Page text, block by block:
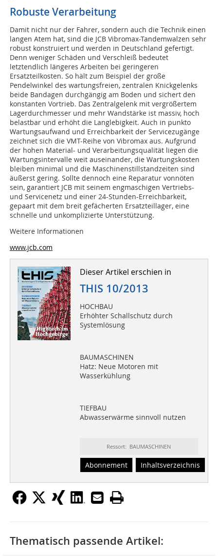
Robuste Verarbeitung
Damit nicht nur der Fahrer, sondern auch die Technik einen
langen Atem hat, sind die JCB Vibromax-Tandemwalzen sehr
robust konstruiert und werden in Deutschland gefertigt.
Denn weniger Schäden und Verschleiß bedeutet
letztendlich längeres Arbeiten bei geringeren
Ersatzteilkosten. So hält zum Beispiel der große
Pendelwinkel des wartungsfreien, zentralen Knickgelenks
beide Bandagen durchgängig am Boden und sichert den
konstanten Vortrieb. Das Zentralgelenk mit vergrößertem
Lagerdurchmesser und mehr Wandstärke ist massiv, hoch
belastbar und erhöht die Langlebigkeit. Auch in punkto
Wartungsaufwand und Erreichbarkeit der Servicezugänge
zeichnet sich die VMT-Reihe von Vibromax aus. Aufgrund
der hohen Material- und Verarbeitungsqualität liegen die
Wartungsintervalle weit auseinander, die Wartungskosten
bleiben minimal und die Maschinenstillstandzeiten sind
äußerst gering. Sollte dennoch eine Reparatur vonnöten
sein, garantiert JCB mit seinem engmaschigen Vertriebs-
und Servicenetz und einer 24-Stunden-Erreichbarkeit,
gepaart mit dem breit gefächerten Ersatzteillager, eine
schnelle und unkomplizierte Unterstützung.
Weitere Informationen
www.jcb.com
Dieser Artikel erschien in
THIS 10/2013
HOCHBAU
Erhöhter Schallschutz durch
Systemlösung
BAUMASCHINEN
Hatz: Neue Motoren mit
Wasserkühlung
TIEFBAU
Abwasserwärme sinnvoll nutzen
Ressort: BAUMASCHINEN
Abonnement Inhaltsverzeichnis
Thematisch passende Artikel: